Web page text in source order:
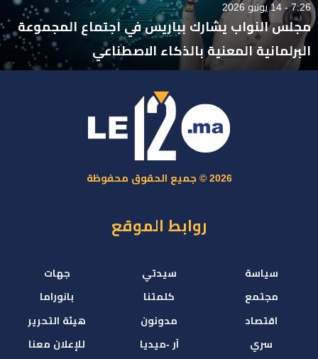
7:26 - 14 يونيو 2026
مجلس النواب يشارك بباريس في اجتماع المجموعة
البرلمانية المعنية بالذكاء الاصطناعي
2026 © جميع الحقوق محفوظة
روابط الموقع
سياسة
مجتمع
اقتصاد
سري
سيدتي
كلمتنا
مدونون
آر -ميديا
جهات
بانوراما
هيئة التحرير
للإعلان معنا